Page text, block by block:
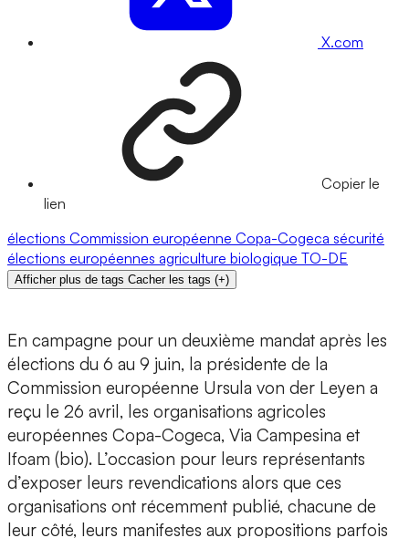
X.com
Copier le
lien
élections Commission européenne Copa-Cogeca sécurité
élections européennes agriculture biologique TO-DE
Afficher plus de tags Cacher les tags (+)
En campagne pour un deuxième mandat après les
élections du 6 au 9 juin, la présidente de la
Commission européenne Ursula von der Leyen a
reçu le 26 avril, les organisations agricoles
européennes Copa-Cogeca, Via Campesina et
Ifoam (bio). L’occasion pour leurs représentants
d’exposer leurs revendications alors que ces
organisations ont récemment publié, chacune de
leur côté, leurs manifestes aux propositions parfois